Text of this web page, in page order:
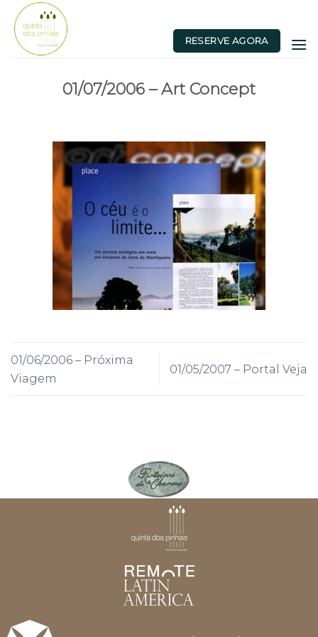
Skip
content
RESERVE AGORA
01/07/2006 – Art Concept
01/06/2006 – Próxima
Viagem
01/05/2007 – Portal Veja